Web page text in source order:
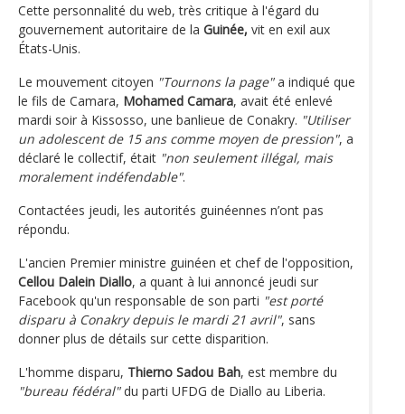
Cette personnalité du web, très critique à l'égard du
gouvernement autoritaire de la Guinée, vit en exil aux
États-Unis.
Le mouvement citoyen "Tournons la page"a indiqué que
le fils de Camara, Mohamed Camara, avait été enlevé
mardi soir à Kissosso, une banlieue de Conakry. "Utiliser
un adolescent de 15 ans comme moyen de pression", a
déclaré le collectif, était "non seulement illégal, mais
moralement indéfendable".
Contactées jeudi, les autorités guinéennes n’ont pas
répondu.
L'ancien Premier ministre guinéen et chef de l'opposition,
Cellou Dalein Diallo, a quant à lui annoncé jeudi sur
Facebook qu'un responsable de son parti "est porté
disparu à Conakry depuis le mardi 21 avril", sans
donner plus de détails sur cette disparition.
L'homme disparu, Thierno Sadou Bah, est membre du
"bureau fédéral"du parti UFDG de Diallo au Liberia.